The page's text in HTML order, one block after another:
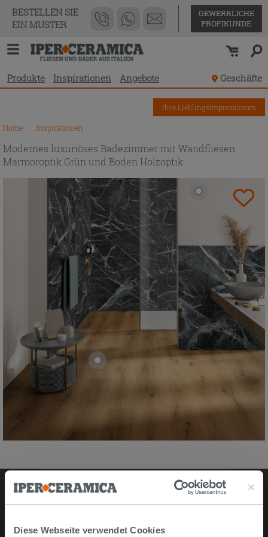
Diese Webseite verwendet Cookies
BESTELLEN SIE
EIN MUSTER
GEWERBLICHE
PROFIKUNDE
Produkte Inspirationen Angebote Geschäfte
Home Inspirationen
Ihre Lieblingsimpressionen
Modernes luxuriöses Badezimmer mit Wandfliesen
Marmoroptik Grün und Boden Holzoptik